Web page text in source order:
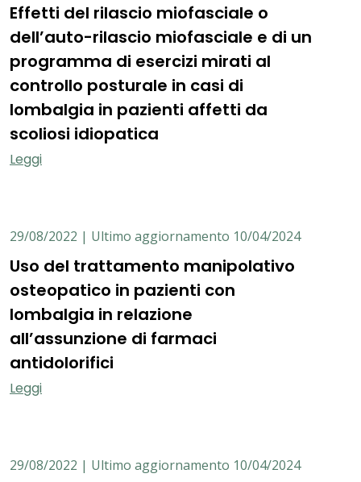
Effetti del rilascio miofasciale o
dell’auto-rilascio miofasciale e di un
programma di esercizi mirati al
controllo posturale in casi di
lombalgia in pazienti affetti da
scoliosi idiopatica
Leggi
29/08/2022 | Ultimo aggiornamento 10/04/2024
Uso del trattamento manipolativo
osteopatico in pazienti con
lombalgia in relazione
all’assunzione di farmaci
antidolorifici
Leggi
29/08/2022 | Ultimo aggiornamento 10/04/2024